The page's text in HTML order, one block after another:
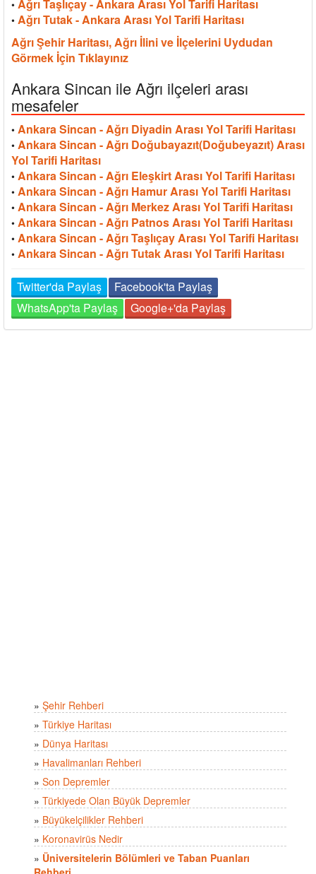
• Ağrı Taşlıçay - Ankara Arası Yol Tarifi Haritası
• Ağrı Tutak - Ankara Arası Yol Tarifi Haritası
Ağrı Şehir Haritası, Ağrı İlini ve İlçelerini Uydudan
Görmek İçin Tıklayınız
Ankara Sincan ile Ağrı ilçeleri arası
mesafeler
• Ankara Sincan - Ağrı Diyadin Arası Yol Tarifi Haritası
• Ankara Sincan - Ağrı Doğubayazıt(Doğubeyazıt) Arası
Yol Tarifi Haritası
• Ankara Sincan - Ağrı Eleşkirt Arası Yol Tarifi Haritası
• Ankara Sincan - Ağrı Hamur Arası Yol Tarifi Haritası
• Ankara Sincan - Ağrı Merkez Arası Yol Tarifi Haritası
• Ankara Sincan - Ağrı Patnos Arası Yol Tarifi Haritası
• Ankara Sincan - Ağrı Taşlıçay Arası Yol Tarifi Haritası
• Ankara Sincan - Ağrı Tutak Arası Yol Tarifi Haritası
Twitter'da Paylaş
Facebook'ta Paylaş
WhatsApp'ta Paylaş
Google+'da Paylaş
» Şehir Rehberi
» Türkiye Haritası
» Dünya Haritası
» Havalimanları Rehberi
» Son Depremler
» Türkiyede Olan Büyük Depremler
» Büyükelçilikler Rehberi
» Koronavirüs Nedir
» Üniversitelerin Bölümleri ve Taban Puanları